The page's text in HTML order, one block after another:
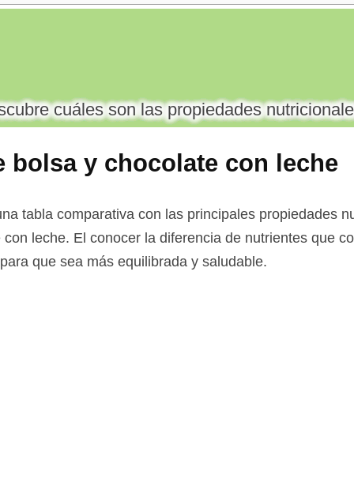
bolsa y chocolate con leche
cuáles son las propiedades
tabla comparativa con las principales propiedades
leche. El conocer la diferencia de nutrientes que
que sea más equilibrada y saludable.